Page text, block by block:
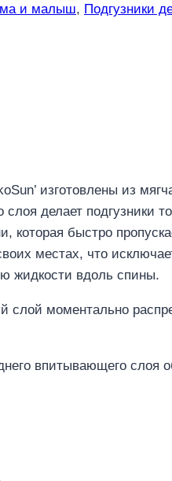
и малыш, Подгузники
изготовлены из
делает подгузники
которая быстро
местах, что
жидкости вдоль спины.
моментально
впитывающего слоя